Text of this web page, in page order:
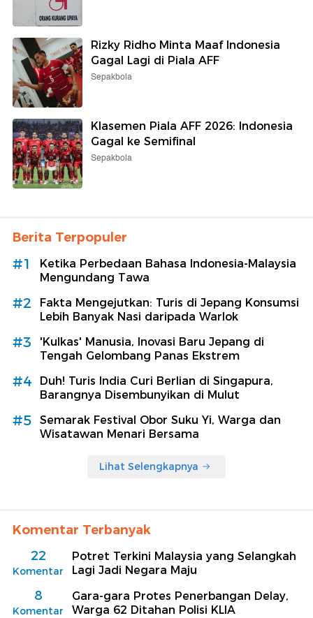
Rizky Ridho Minta Maaf Indonesia
Gagal Lagi di Piala AFF
Sepakbola
Klasemen Piala AFF 2026: Indonesia
Gagal ke Semifinal
Sepakbola
Berita Terpopuler
#1
Ketika Perbedaan Bahasa Indonesia-Malaysia
Mengundang Tawa
#2
Fakta Mengejutkan: Turis di Jepang Konsumsi
Lebih Banyak Nasi daripada Warlok
#3
'Kulkas' Manusia, Inovasi Baru Jepang di
Tengah Gelombang Panas Ekstrem
#4
Duh! Turis India Curi Berlian di Singapura,
Barangnya Disembunyikan di Mulut
#5
Semarak Festival Obor Suku Yi, Warga dan
Wisatawan Menari Bersama
Lihat Selengkapnya
Komentar Terbanyak
22
Komentar
Potret Terkini Malaysia yang Selangkah
Lagi Jadi Negara Maju
8
Komentar
Gara-gara Protes Penerbangan Delay,
Warga 62 Ditahan Polisi KLIA